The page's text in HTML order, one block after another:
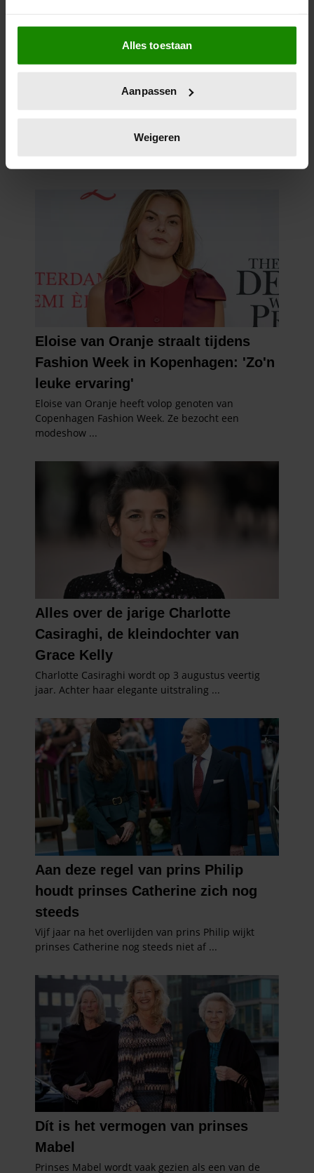
Als u het toestaat, willen we ook graag:
Informatie verzamelen over uw geografische
locatie, die tot een paar meter nauwkeurig kan zijn
scannen op specifieke eigenschappen (fingerprinting)
verwerkt en stel uw voorkeuren in het
intrekken in de Cookieverklaring.
We gebruiken cookies om content en advertenties te
personaliseren, om functies voor social media te bieden
en om ons websiteverkeer te analyseren. Ook delen we
informatie over uw gebruik van onze site met onze
partners voor social media, adverteren en analyse. Deze
partners kunnen deze gegevens combineren met andere
informatie die u aan ze heeft verstrekt of die ze hebben
verzameld op basis van uw gebruik van hun services. U
gaat akkoord met onze cookies als u onze website blijft
Alles toestaan
Aanpassen
Weigeren